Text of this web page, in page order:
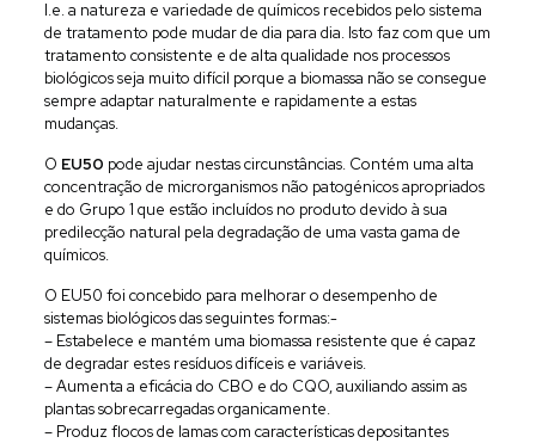
I.e. a natureza e variedade de químicos recebidos pelo sistema
de tratamento pode mudar de dia para dia. Isto faz com que um
tratamento consistente e de alta qualidade nos processos
biológicos seja muito difícil porque a biomassa não se consegue
sempre adaptar naturalmente e rapidamente a estas
mudanças.
O EU50 pode ajudar nestas circunstâncias. Contém uma alta
concentração de microrganismos não patogénicos apropriados
e do Grupo 1 que estão incluídos no produto devido à sua
predilecção natural pela degradação de uma vasta gama de
químicos.
O EU50 foi concebido para melhorar o desempenho de
sistemas biológicos das seguintes formas:-
– Estabelece e mantém uma biomassa resistente que é capaz
de degradar estes resíduos difíceis e variáveis.
– Aumenta a eficácia do CBO e do CQO, auxiliando assim as
plantas sobrecarregadas organicamente.
– Produz flocos de lamas com características depositantes